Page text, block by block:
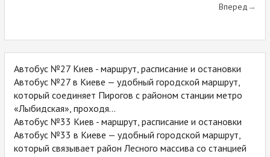
Вперед
Автобус №27 Киев - маршрут, расписание и остановки
Автобус №27 в Киеве — удобный городской маршрут,
который соединяет Пирогов с районом станции метро
«Лыбидская», проходя...
Автобус №33 Киев - маршрут, расписание и остановки
Автобус №33 в Киеве — удобный городской маршрут,
который связывает район Лесного массива со станцией